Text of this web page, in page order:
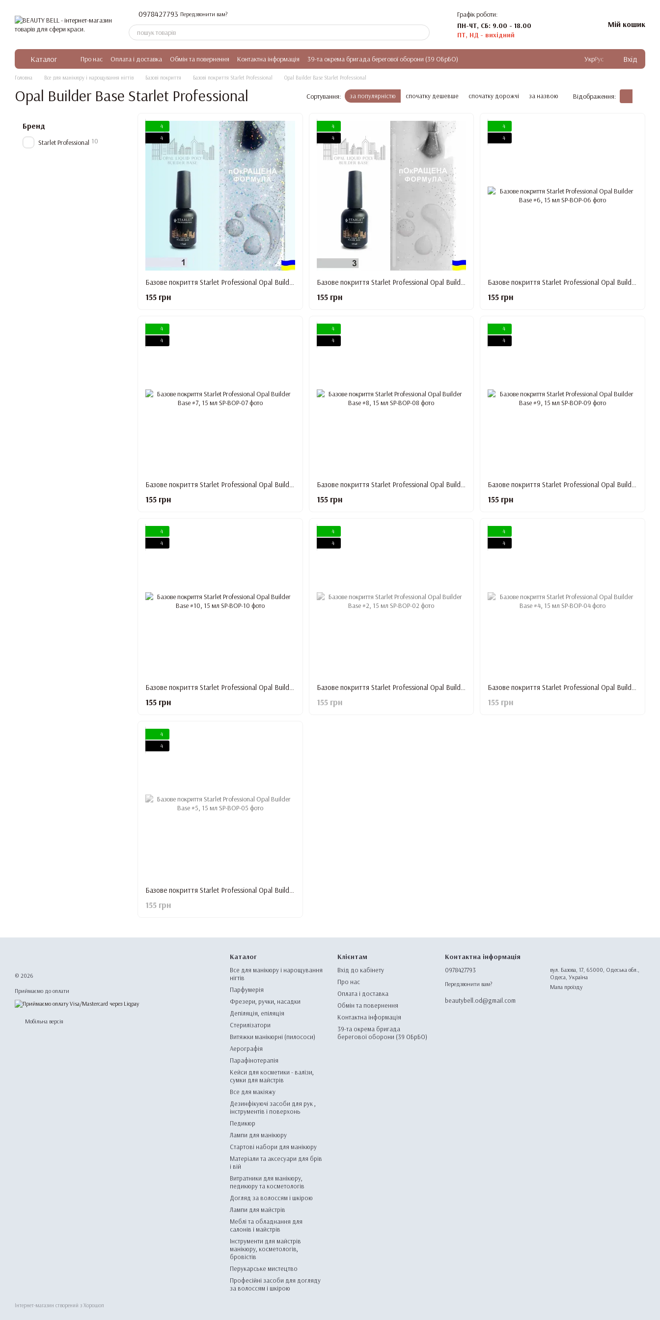
0978427793 Передзвонити вам?
Графік роботи:
ПН-ЧТ, СБ: 9.00 - 18.00
ПТ, НД - вихідний
Мій кошик
Каталог Про нас Оплата і доставка Обмін та повернення Контактна інформація 39-та окрема бригада берегової оборони (39 ОБрБО) УкрРус Вхід
Головна Все для манікюру і нарощування нігтів Базові покриття Базові покриття Starlet Professional Opal Builder Base Starlet Professional
Opal Builder Base Starlet Professional Сортування: за популярністю спочатку дешевше спочатку дорожчі за назвою Відображення:
4
4
155 грн
4
4
155 грн
4
4
155 грн
4
4
Базове покриття Starlet Professional Opal Builder Base #7, 15 мл
155 грн
4
4
Базове покриття Starlet Professional Opal Builder Base #8, 15 мл
155 грн
4
4
Базове покриття Starlet Professional Opal Builder Base #9, 15 мл
155 грн
4
4
Базове покриття Starlet Professional Opal Builder Base #10, 15 мл
155 грн
4
4
Базове покриття Starlet Professional Opal Builder Base #2, 15 мл
155 грн
4
4
Базове покриття Starlet Professional Opal Builder Base #4, 15 мл
155 грн
4
4
155 грн
Бренд
Starlet Professional 10
© 2026
Приймаємо до оплати
Мобільна версія
Інтернет-магазин створений з Хорошоп
Каталог
Все для манікюру і нарощування
нігтів
Парфумерія
Фрезери, ручки, насадки
Депіляція, епіляція
Стерилізатори
Витяжки манікюрні (пилососи)
Аерографія
Парафінотерапія
Кейси для косметики - валізи,
сумки для майстрів
Все для макіяжу
Дезинфікуючі засоби для рук ,
інструментів і поверхонь
Педикюр
Лампи для манікюру
Стартові набори для манікюру
Матеріали та аксесуари для брів
і вій
Витратники для манікюру,
педикюру та косметологів
Догляд за волоссям і шкірою
Лампи для майстрів
Меблі та обладнання для
салонів і майстрів
Інструменти для майстрів
манікюру, косметологів,
бровістів
Перукарське мистецтво
Професійні засоби для догляду
за волоссям і шкірою
Клієнтам
Вхід до кабінету
Про нас
Оплата і доставка
Обмін та повернення
Контактна інформація
39-та окрема бригада
берегової оборони (39 ОБрБО)
Контактна інформація
0978427793
Передзвонити вам?
beautybell.od@gmail.com
вул. Базова, 17, 65000, Одеська обл.,
Одеса, Україна
Мапа проїзду